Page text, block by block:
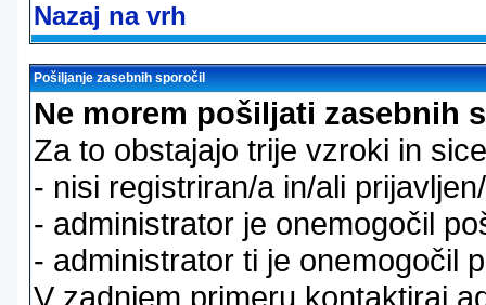
Nazaj na vrh
Pošiljanje zasebnih sporočil
Ne morem pošiljati zasebnih
Za to obstajajo trije vzroki in
- nisi registriran/a in/ali
- administrator je onemogočil
- administrator ti je onemogočil
V zadnjem primeru kontaktiraj